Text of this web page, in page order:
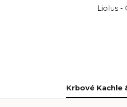
Liolus -
Krbové Kachle